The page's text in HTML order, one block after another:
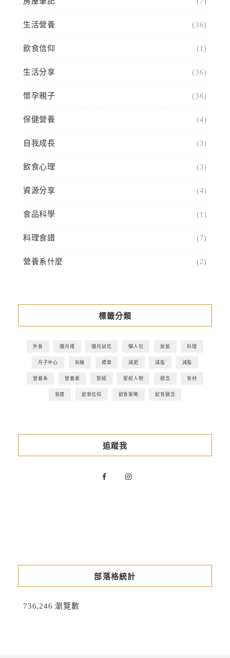
生活營養 (36)
飲食信仰 (1)
生活分享 (36)
懷孕親子 (36)
保健營養 (4)
自我成長 (3)
飲食心理 (3)
資源分享 (4)
食品科學 (1)
料理食譜 (7)
營養系什麼 (2)
標籤分類
外食 彌月禮 彌月試吃 懶人包 房屋 料理
月子中心 有機 標章 減肥 減脂 減脂
營養系 營養素 聖經 聖經人物 觀念 食材
食譜 飲食信仰 飲食策略 飲食觀念
追蹤我
部落格統計
736,246 瀏覽數